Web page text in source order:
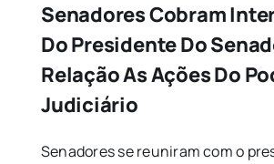
Senadores Cobram
Do Presidente Do
Relação As Ações Do
Judiciário
Senadores se reuniram com o